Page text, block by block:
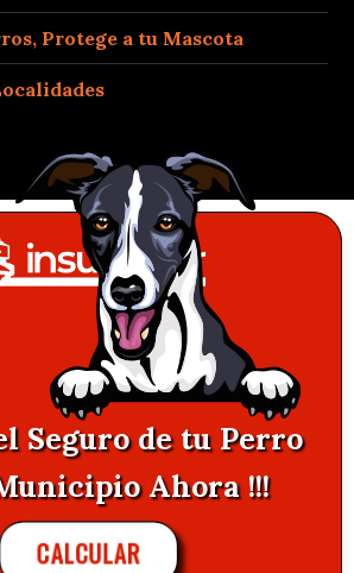
Protege a tu Mascota
Seguro de tu Perro
Ahora !!!
CALCULAR